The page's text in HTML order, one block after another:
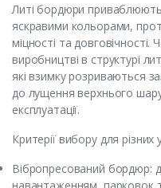
Литі бордюри
яскравими кольорами,
міцності та
виробництві в структурі
які взимку розриваються
до лущення верхнього
експлуатації.
Критерії вибору для різних
Вібропресований бордюр:
навантаженням, парковок